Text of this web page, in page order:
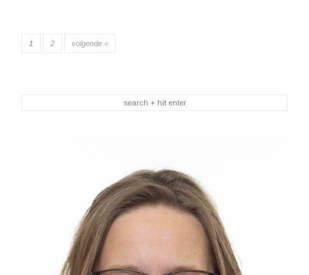
1 2 volgende »